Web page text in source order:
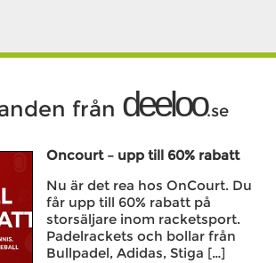
från deeloo.se
Oncourt – upp till 60% rabatt
Nu är det rea hos OnCourt. Du
får upp till 60% rabatt på
storsäljare inom racketsport.
Padelrackets och bollar från
Bullpadel, Adidas, Stiga […]